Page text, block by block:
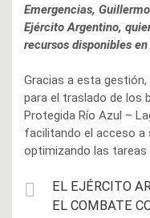
Emergencias,
Ejército Argentino,
recursos disponibles
Gracias a esta
para el traslado de los
Protegida Río Azul –
facilitando el acceso a
optimizando las
EL EJÉRCITO
EL COMBATE